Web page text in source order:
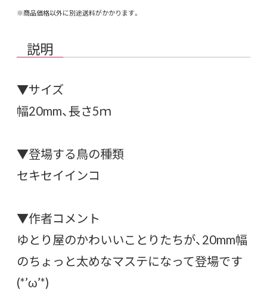
※商品価格以外に別途送料がかかります。
説明
▼サイズ
幅20mm、長さ5ｍ
▼登場する鳥の種類
セキセイインコ
▼作者コメント
ゆとり屋のかわいいことりたちが、20mm幅
のちょっと太めなマステになって登場です
(*’ω’*)